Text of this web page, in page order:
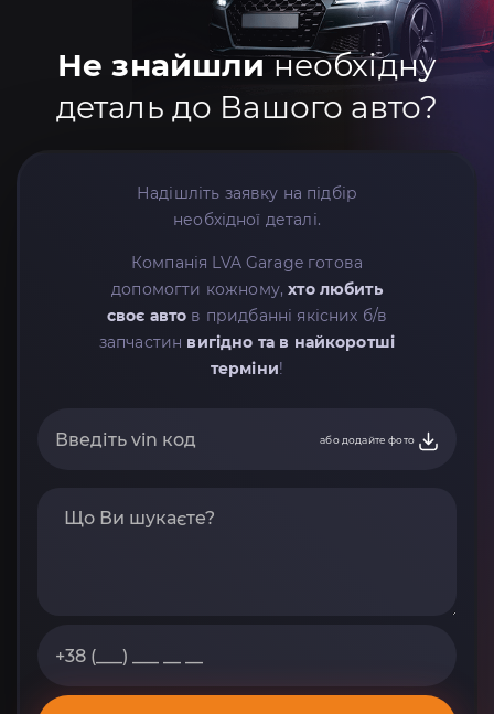
Не знайшлинеобхідну
деталь до Вашого авто?
Надішліть заявку на підбір
необхідної деталі.
Компанія LVA Garage готова
допомогти кожному,хто любить
своє авто в придбанні якісних б/в
запчастин вигідно та в найкоротші
терміни!
або додайте фото